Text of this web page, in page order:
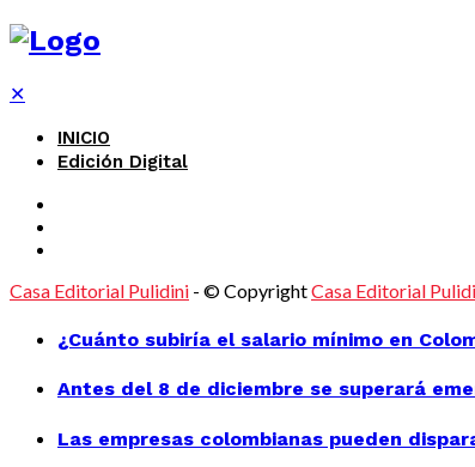
✕
INICIO
Edición Digital
Casa Editorial Pulidini - © CopyrightCasa Editorial
¿Cuánto subiría el salario mínimo en
Antes del 8 de diciembre se superará
Las empresas colombianas pueden